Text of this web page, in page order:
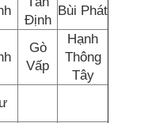
Định
Bùi Phát
Gò
Vấp
Hạnh
Thông
Tây